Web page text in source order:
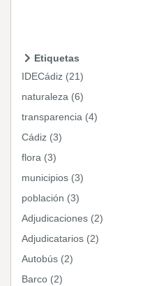
Etiquetas
IDECádiz (21)
naturaleza (6)
transparencia (4)
Cádiz (3)
flora (3)
municipios (3)
población (3)
Adjudicaciones (2)
Adjudicatarios (2)
Autobús (2)
Barco (2)